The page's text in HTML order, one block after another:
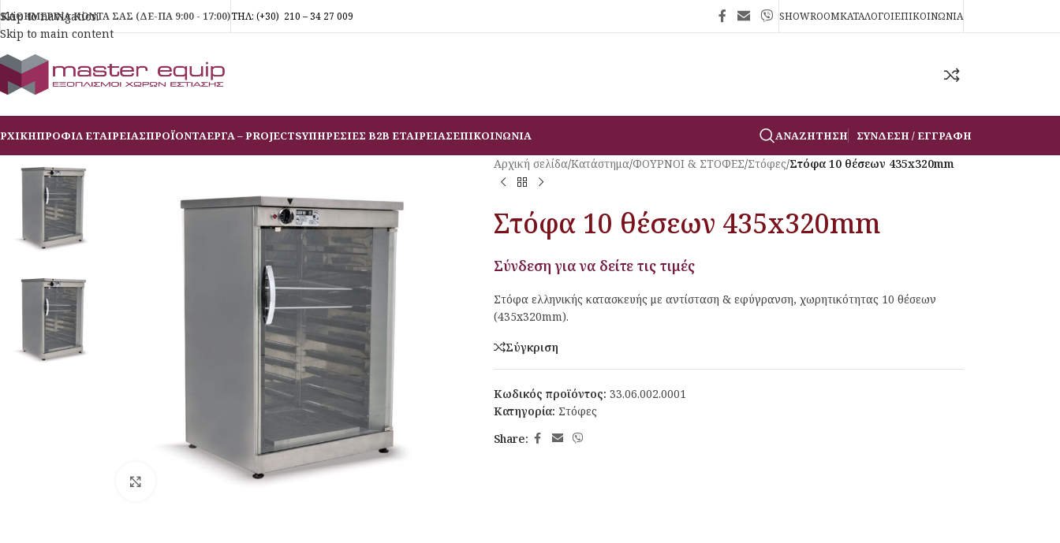
Skip to navigation
Skip to main content
ΚΑΘΗΜΕΡΙΝΑ ΚΟΝΤΑ ΣΑΣ (ΔΕ-ΠΑ 9:00 - 17:00)ΤΗΛ: (+30) 210 – 34 27 009 SHOWROOMΚΑΤΑΛΟΓΟΙΕΠΙΚΟΙΝΩΝΙΑ
ΠΡΟΦΙΛ ΕΤΑΙΡΕΙΑΣΠΡΟΪΟΝΤΑΕΡΓΑ – PROJECTSΥΠΗΡΕΣΙΕΣ B2B ΕΤΑΙΡΕΙΑΣΕΠΙΚΟΙΝΩΝΙΑ ΑΝΑΖΉΤΗΣΗ ΣΎΝΔΕΣΗ / ΕΓΓΡΑΦΉ
Κλικ για μεγέθυνση
Αρχική σελίδα/Κατάστημα/ΦΟΥΡΝΟΙ & ΣΤΟΦΕΣ/Στόφες/Στόφα 10 θέσεων 435x320mm
Στόφα 10 θέσεων 435x320mm
Σύνδεση για να δείτε τις τιμές
Στόφα ελληνικής κατασκευής με αντίσταση & εφύγρανση, χωρητικότητας 10 θέσεων
(435x320mm).
Σύγκριση
Κωδικός προϊόντος: 33.06.002.0001
Κατηγορία: Στόφες
Share: